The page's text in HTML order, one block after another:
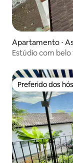
Apartamento ⋅
Estúdio com
Preferido dos
Preferido dos